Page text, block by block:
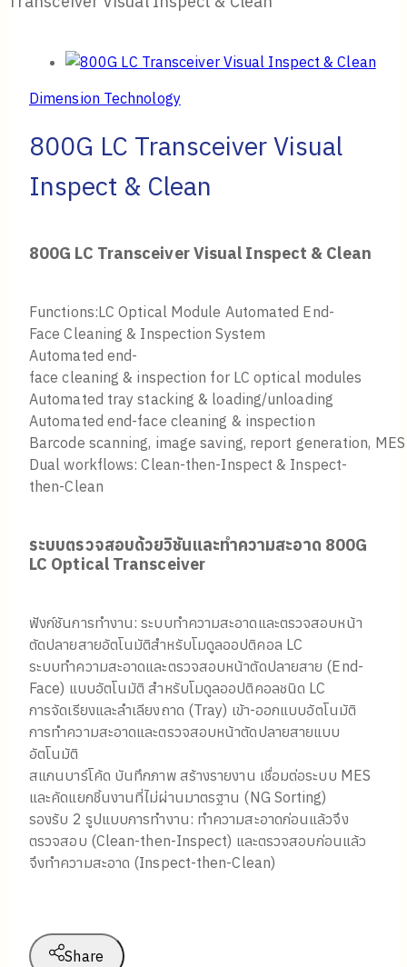
Dimension Technology
800G LC Transceiver Visual
Inspect & Clean
800G LC Transceiver Visual Inspect & Clean
Functions:LC Optical Module Automated End-
Face Cleaning & Inspection System
Automated end-
face cleaning & inspection for LC optical modules
Automated tray stacking & loading/unloading
Automated end-face cleaning & inspection
Barcode scanning, image saving, report generation,
Dual workflows: Clean-then-Inspect & Inspect-
then-Clean
ระบบตรวจสอบด้วยวิชันและทำความสะอาด 800G
LC Optical Transceiver
ฟังก์ชันการทำงาน: ระบบทำความสะอาดและตรวจสอบหน้า
ตัดปลายสายอัตโนมัติสำหรับโมดูลออปติคอล LC
ระบบทำความสะอาดและตรวจสอบหน้าตัดปลายสาย (End-
Face) แบบอัตโนมัติ สำหรับโมดูลออปติคอลชนิด LC
การจัดเรียงและลำเลียงถาด (Tray) เข้า-ออกแบบอัตโนมัติ
การทำความสะอาดและตรวจสอบหน้าตัดปลายสายแบบ
อัตโนมัติ
สแกนบาร์โค้ด บันทึกภาพ สร้างรายงาน เชื่อมต่อระบบ MES
และคัดแยกชิ้นงานที่ไม่ผ่านมาตรฐาน (NG Sorting)
รองรับ 2 รูปแบบการทำงาน: ทำความสะอาดก่อนแล้วจึง
ตรวจสอบ (Clean-then-Inspect) และตรวจสอบก่อนแล้ว
จึงทำความสะอาด (Inspect-then-Clean)
Share